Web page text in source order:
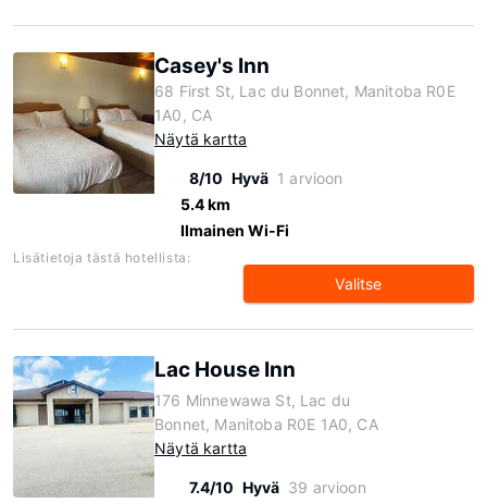
Casey's Inn
68 First St, Lac du Bonnet, Manitoba R0E
1A0, CA
Näytä kartta
8/10 Hyvä 1 arvioon
5.4 km
Ilmainen Wi-Fi
Lisätietoja tästä hotellista:
Valitse
Lac House Inn
176 Minnewawa St, Lac du
Bonnet, Manitoba R0E 1A0, CA
Näytä kartta
7.4/10 Hyvä 39 arvioon